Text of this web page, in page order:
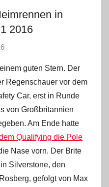
in
2016
n
C
W
guten Stern. Der
Regenschauer vor dem
Car, erst in Runde
von Großbritannien
Am Ende hatte
Qualifying die Pole
Nase vorn. Der Brite
Silverstone, den
gefolgt von Max